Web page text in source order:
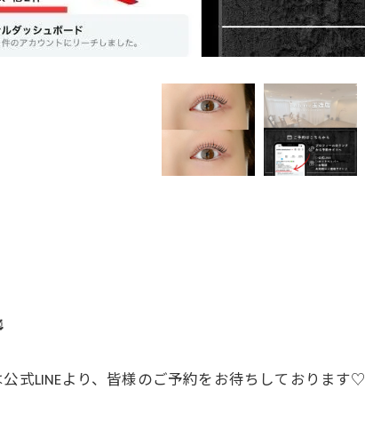
式LINEより、皆様のご予約をお待ちしております♡